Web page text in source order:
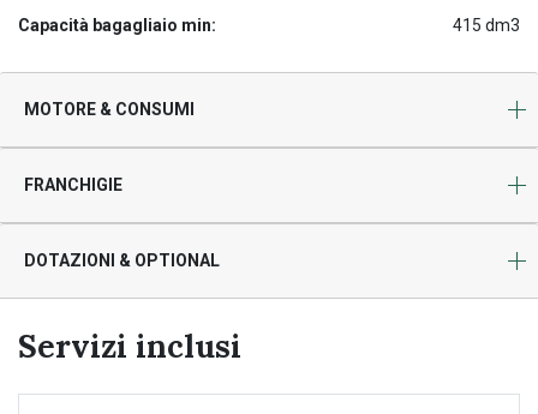
Capacità bagagliaio min: 415 dm3
MOTORE & CONSUMI
FRANCHIGIE
DOTAZIONI & OPTIONAL
Servizi inclusi